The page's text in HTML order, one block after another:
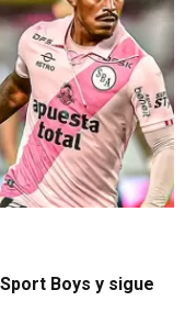
Boys y sigue